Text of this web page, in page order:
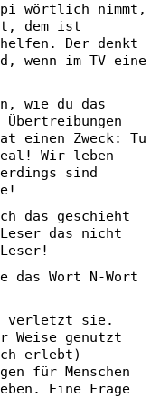
wörtlich nimmt,
dem ist
Der denkt
wenn im TV eine
wie du das
einen Zweck: Tu
Wir leben
sind
das geschieht
das nicht
das Wort N-Wort
verletzt sie.
genutzt
erlebt)
für Menschen
Eine Frage